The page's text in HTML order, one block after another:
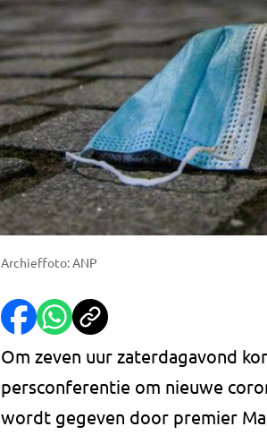
Archieffoto: ANP
Om zeven uur zaterdagavond
persconferentie om nieuwe
wordt gegeven door premier